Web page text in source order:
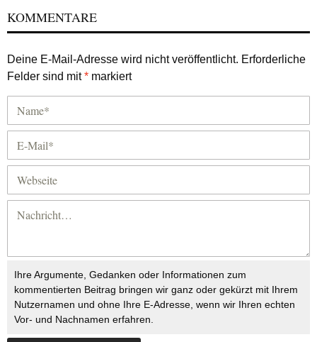
KOMMENTARE
Deine E-Mail-Adresse wird nicht veröffentlicht. Erforderliche
Felder sind mit* markiert
Ihre Argumente, Gedanken oder Informationen zum
kommentierten Beitrag bringen wir ganz oder gekürzt mit Ihrem
Nutzernamen und ohne Ihre E-Adresse, wenn wir Ihren echten
Vor- und Nachnamen erfahren.